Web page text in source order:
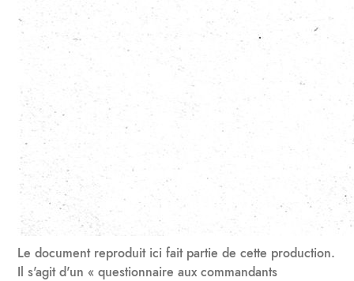
Le document reproduit ici fait partie de cette production.
Il s'agit d'un « questionnaire aux commandants